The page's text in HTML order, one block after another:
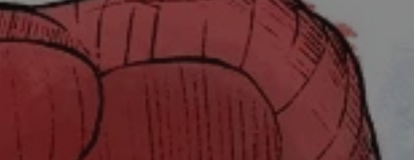
zgody użytkownika na pliki cookie. Jest to konieczne,
aby baner cookie Cookie-Script.com działał poprawnie.
5 miesięcy 4
tygodnie
Ten plik cookie przechowuje informacje o zgodzie
użytkownika oraz jego preferencjach dotyczących
prywatności podczas korzystania z witryny. Rejestruje
wybory dotyczące polityki prywatności i ustawień
zgody, zapewniając ich przestrzeganie w kolejnych
wizytach. Dzięki temu użytkownik nie musi ponownie
konfigurować swoich preferencji, co zwiększa wygodę i
zgodność z regulacjami ochrony danych.